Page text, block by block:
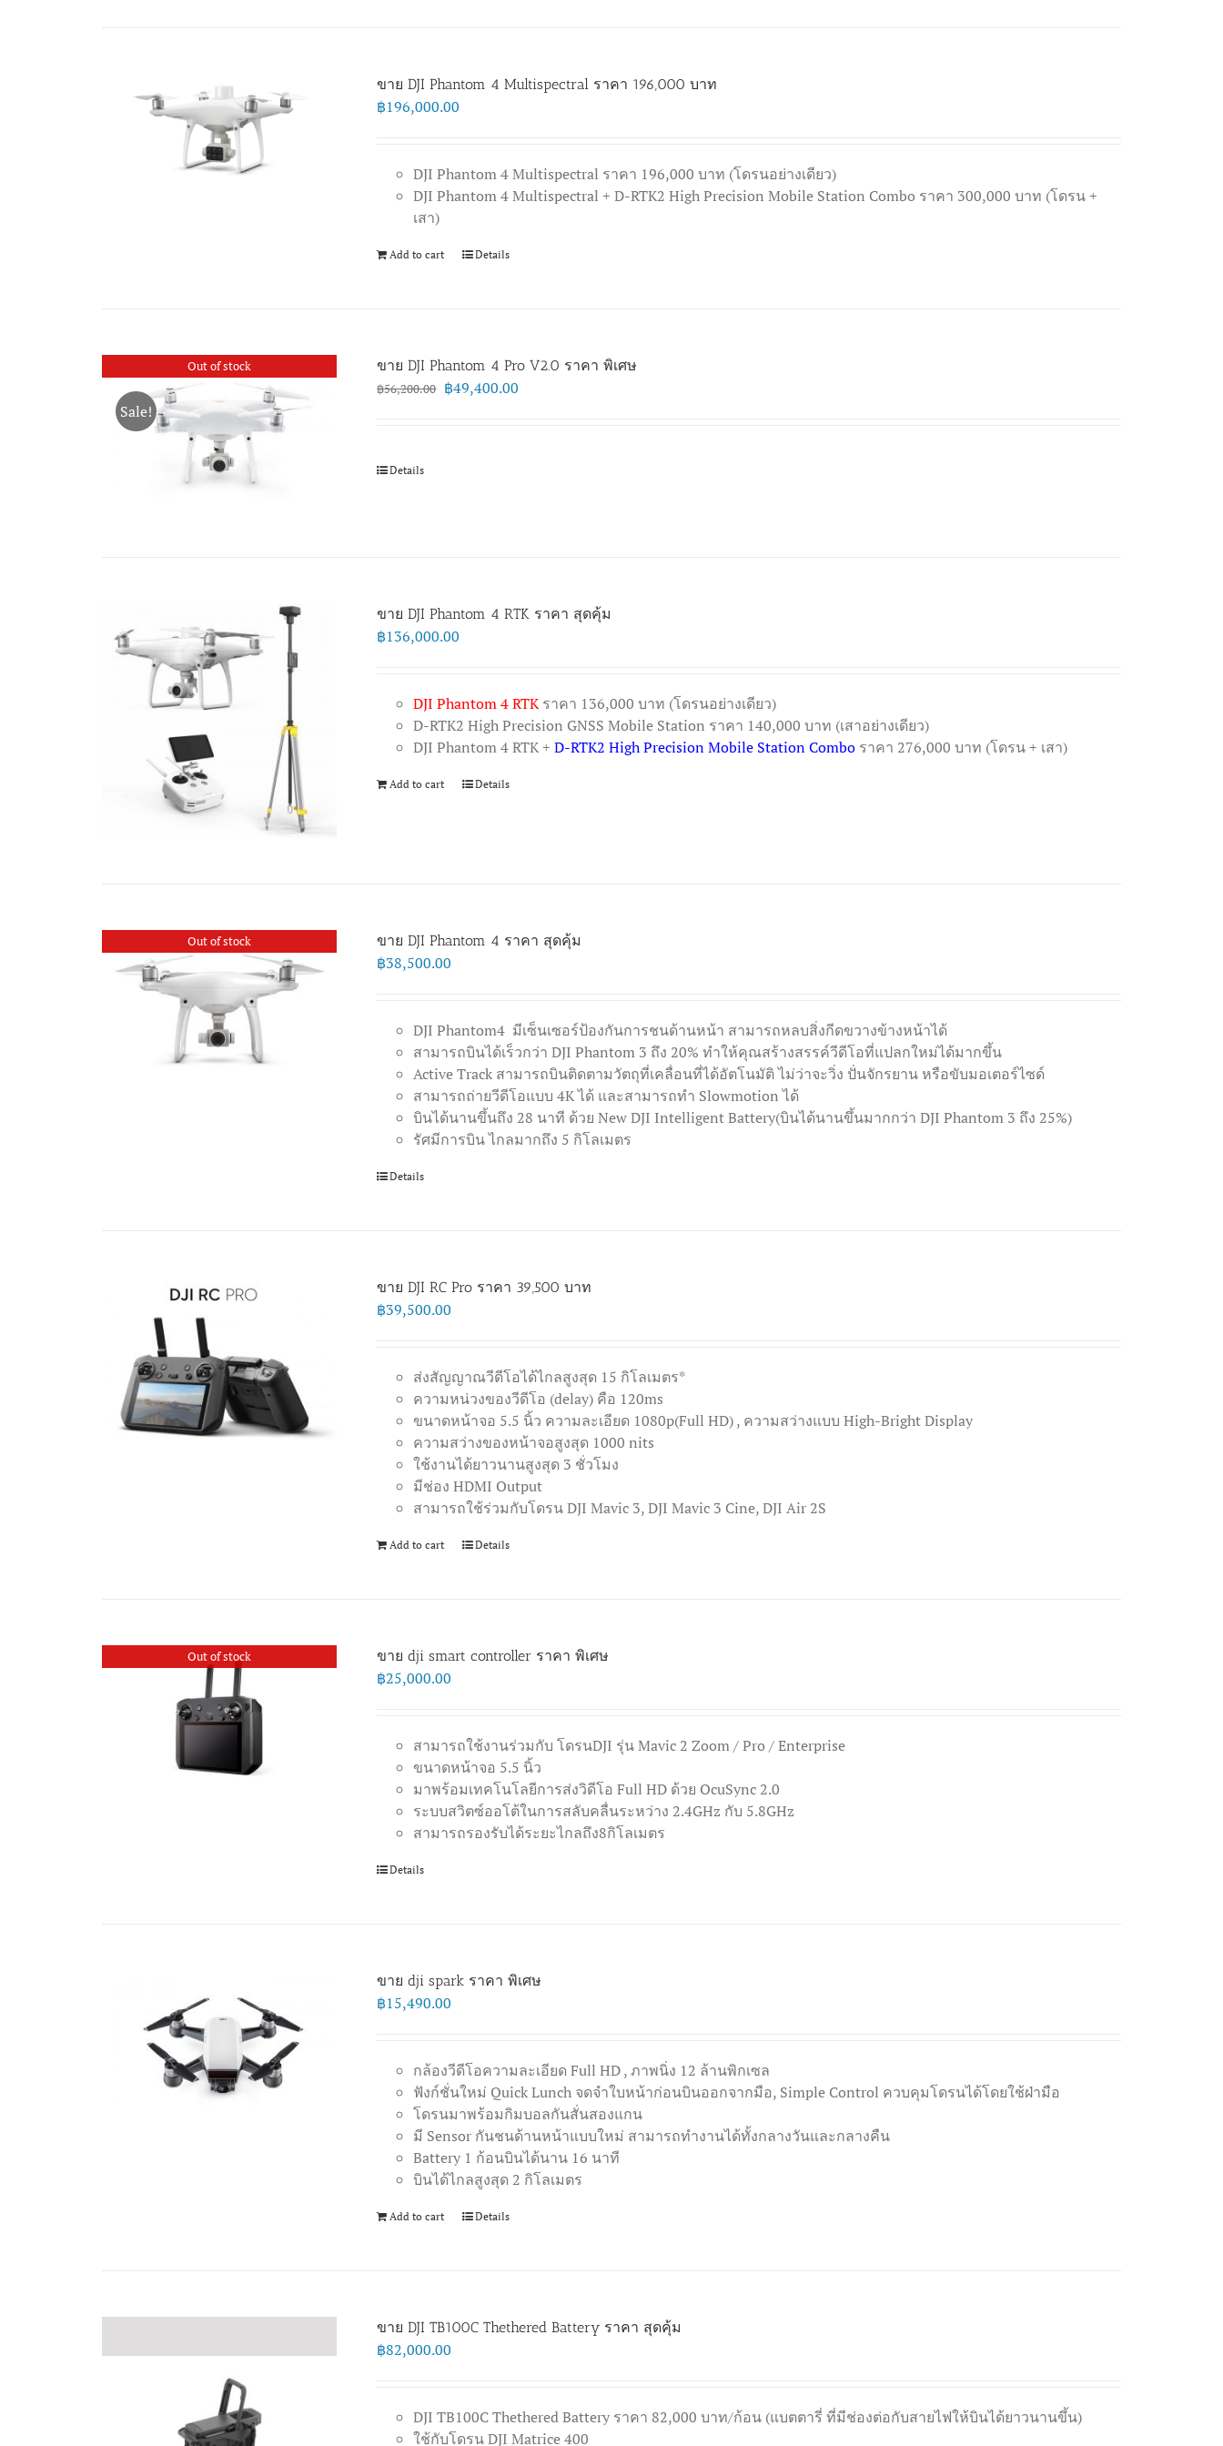
ขาย DJI Phantom 4 Multispectral ราคา 196,000 บาท
฿196,000.00
DJI Phantom 4 Multispectral ราคา 196,000 บาท (โดรนอย่างเดียว)
DJI Phantom 4 Multispectral + D-RTK2 High Precision Mobile Station Combo ราคา 300,000 บาท (โดรน +
เสา)
Add to cart Details
Out of stock
Sale!
ขาย DJI Phantom 4 Pro V2.0 ราคา พิเศษ
฿56,200.00 Original
฿49,400.00
Details
ขาย DJI Phantom 4 RTK ราคา สุดคุ้ม
฿136,000.00
DJI Phantom 4 RTKราคา 136,000 บาท (โดรนอย่างเดียว)
D-RTK2 High Precision GNSS Mobile Station ราคา 140,000 บาท (เสาอย่างเดียว)
DJI Phantom 4 RTK +D-RTK2 High Precision Mobile Station Combo ราคา 276,000 บาท (โดรน + เสา)
Add to cart Details
Out of stock ขาย DJI Phantom 4 ราคา สุดคุ้ม
฿38,500.00
DJI Phantom4 มีเซ็นเซอร์ป้องกันการชนด้านหน้า สามารถหลบสิ่งกีดขวางข้างหน้าได้
สามารถบินได้เร็วกว่า DJI Phantom 3 ถึง 20% ทำให้คุณสร้างสรรค์วีดีโอที่แปลกใหม่ได้มากขึ้น
Active Track สามารถบินติดตามวัตถุที่เคลื่อนที่ได้อัตโนมัติ ไม่ว่าจะวิ่ง ปั่นจักรยาน หรือขับมอเตอร์ไซด์
สามารถถ่ายวีดีโอแบบ 4K ได้ และสามารถทำ Slowmotion ได้
บินได้นานขึ้นถึง 28 นาที ด้วย New DJI Intelligent Battery(บินได้นานขึ้นมากกว่า DJI Phantom 3 ถึง 25%)
รัศมีการบิน ไกลมากถึง 5 กิโลเมตร
Details
ขาย DJI RC Pro ราคา 39,500 บาท
฿39,500.00
ส่งสัญญาณวีดีโอได้ไกลสูงสุด 15 กิโลเมตร*
ความหน่วงของวีดีโอ (delay) คือ 120ms
ขนาดหน้าจอ 5.5 นิ้ว ความละเอียด 1080p(Full HD) , ความสว่างแบบ High-Bright Display
ความสว่างของหน้าจอสูงสุด 1000 nits
ใช้งานได้ยาวนานสูงสุด 3 ชั่วโมง
มีช่อง HDMI Output
สามารถใช้ร่วมกับโดรน DJI Mavic 3, DJI Mavic 3 Cine, DJI Air 2S
Add to cart Details
Out of stock ขาย dji smart controller ราคา พิเศษ
฿25,000.00
สามารถใช้งานร่วมกับ โดรนDJI รุ่น Mavic 2 Zoom / Pro / Enterprise
ขนาดหน้าจอ 5.5 นิ้ว
มาพร้อมเทคโนโลยีการส่งวิดีโอ Full HD ด้วย OcuSync 2.0
ระบบสวิตซ์ออโต้ในการสลับคลื่นระหว่าง 2.4GHz กับ 5.8GHz
สามารถรองรับได้ระยะไกลถึง8กิโลเมตร
Details
ขาย dji spark ราคา พิเศษ
฿15,490.00
กล้องวีดีโอความละเอียด Full HD , ภาพนิ่ง 12 ล้านพิกเซล
ฟังก์ชั่นใหม่ Quick Lunch จดจำใบหน้าก่อนบินออกจากมือ, Simple Control ควบคุมโดรนได้โดยใช้ฝ่ามือ
โดรนมาพร้อมกิมบอลกันสั่นสองแกน
มี Sensor กันชนด้านหน้าแบบใหม่ สามารถทำงานได้ทั้งกลางวันและกลางคืน
Battery 1 ก้อนบินได้นาน 16 นาที
บินได้ไกลสูงสุด 2 กิโลเมตร
Add to cart Details
ขาย DJI TB100C Thethered Battery ราคา สุดคุ้ม
฿82,000.00
DJI TB100C Thethered Battery ราคา 82,000 บาท/ก้อน (แบตตารี่ ที่มีช่องต่อกับสายไฟให้บินได้ยาวนานขึ้น)
ใช้กับโดรน DJI Matrice 400